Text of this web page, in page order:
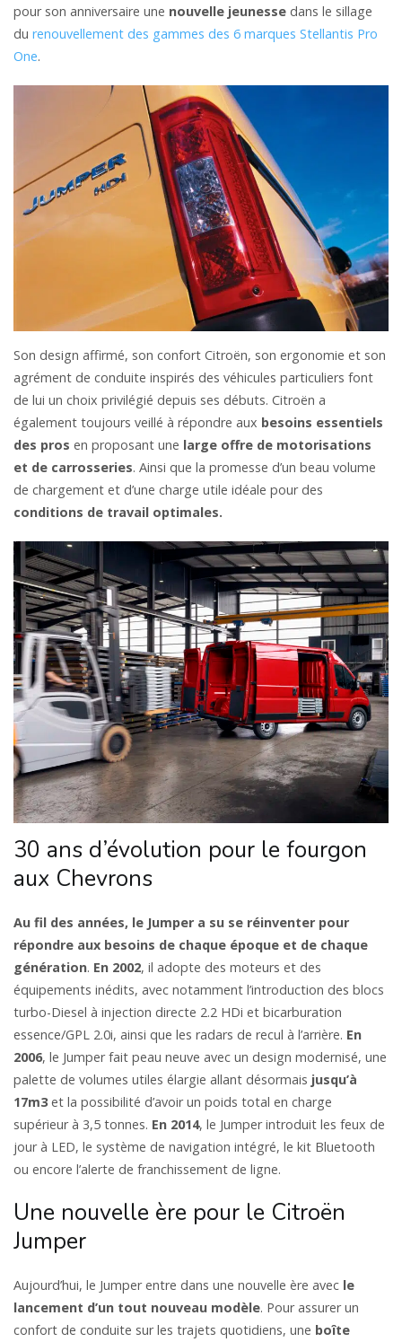
pour son anniversaire une nouvelle jeunesse dans le sillage
du renouvellement des gammes des 6 marques Stellantis Pro
One.
Son design affirmé, son confort Citroën, son ergonomie et son
agrément de conduite inspirés des véhicules particuliers font
de lui un choix privilégié depuis ses débuts. Citroën a
également toujours veillé à répondre aux besoins essentiels
des pros en proposant une large offre de motorisations
et de carrosseries. Ainsi que la promesse d’un beau volume
de chargement et d’une charge utile idéale pour des
conditions de travail optimales.
30 ans d’évolution pour le fourgon
aux Chevrons
Au fil des années, le Jumper a su se réinventer pour
répondre aux besoins de chaque époque et de chaque
génération. En 2002, il adopte des moteurs et des
équipements inédits, avec notamment l’introduction des blocs
turbo-Diesel à injection directe 2.2 HDi et bicarburation
essence/GPL 2.0i, ainsi que les radars de recul à l’arrière. En
2006, le Jumper fait peau neuve avec un design modernisé, une
palette de volumes utiles élargie allant désormais jusqu’à
17m3et la possibilité d’avoir un poids total en charge
supérieur à 3,5 tonnes. En 2014, le Jumper introduit les feux de
jour à LED, le système de navigation intégré, le kit Bluetooth
ou encore l’alerte de franchissement de ligne.
Une nouvelle ère pour le Citroën
Jumper
Aujourd’hui, le Jumper entre dans une nouvelle ère avec le
lancement d’un tout nouveau modèle. Pour assurer un
confort de conduite sur les trajets quotidiens, une boîte